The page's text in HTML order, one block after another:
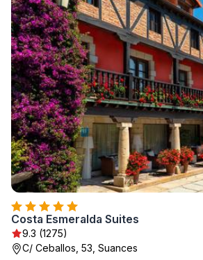
Costa Esmeralda Suites
9.3 (1275)
C/ Ceballos, 53, Suances